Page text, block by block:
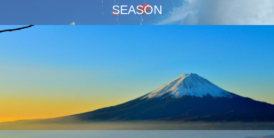
SEASON